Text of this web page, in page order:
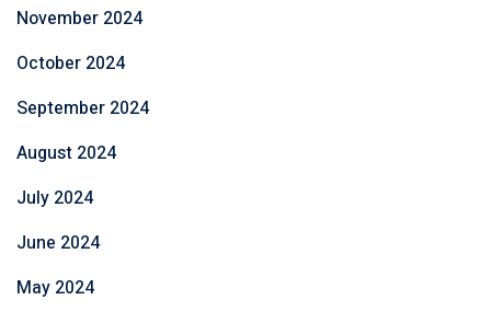
November 2024
October 2024
September 2024
August 2024
July 2024
June 2024
May 2024